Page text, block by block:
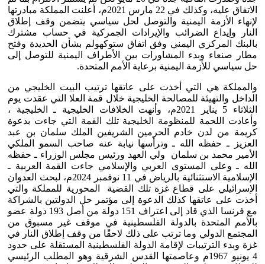
الاتفاق عليه، وكذلك في 22 مارس 2021م، أعلنت المملكة مبادرتها
لإنهاء الأزمة اليمنية والتوصل لحل سياسي يتضمن وقف إطلاق
النار وإيداع الضرائب والإيرادات الجمركية في حساب مشترك
بالبنك المركزي اليمني وفق اتفاق ستوكهولم بشأن الحديدة وفتح
مطار صنعاء وبدء المشاورات بين الأطراف اليمنية للتوصل إلى
حل سياسي للأزمة اليمنية برعاية الأمم المتحدة.
والمملكة هي التي أخذت على عاتقها ترتيب البيت الخليجي من
الداخل والتهيئة للمصالحة الخليجية خلال قمة العلا التي عقدت يوم
الثلاثاء 5 يناير 2021م، وأنهت الخلافات الخليجية ـ الخليجية ،
وأعادت اللحمة للمنظومة الخليجية تلك القمة التي جاءت بدعوة
كريمة من لدن خادم الحرمين الشريفين الملك سلمان بن عبد
العزيز ـ حفظه الله ـ وترأسها نيابة عنه صاحب السمو الملكي
الأمير محمد بن سلمان ولي العهد ورئيس مجلس الوزراء ـ حفظه
الله ـ وعلى المستوى العربي والإسلامي جاءت القمة العربية ـ
الإسلامية الاستثنائية بالرياض في 11 نوفمبر 2024م، لبحث العدوان
الإسرائيلي على قطاع غزة تلك القضية المحورية للمملكة والتي
أخذت على عاتقها كذلك الدعوة إلى مؤتمر حل الدولتين بالشراكة
مع فرنسا الذي قاد إلى اعتراف 151 دولة من أصل 193 دولة عضو
بالأمم المتحدة بالدولة الفلسطينية في موقف غير مسبوق من
المجتمع الدولي وما ترتب على ذلك لاحقًا من وقف إطلاق النار في
غزة وبدء الترتيبات لإقامة الدولة الفلسطينية المستقلة على حدود
4 يونيو 1967م وعاصمتها القدس الشرقية وهو المطلب الرئيسي